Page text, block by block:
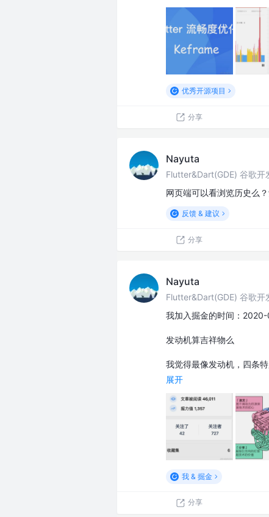
优秀开源项目
分享
Nayuta
Flutter&Dart(GDE) 谷歌开
网页端可以看浏览历史么
反馈 & 建议
分享
Nayuta
Flutter&Dart(GDE) 谷歌开
我加入掘金的时间：2020-
发动机算吉祥物么
我觉得最像发动机，四条
展开
我 & 掘金
分享